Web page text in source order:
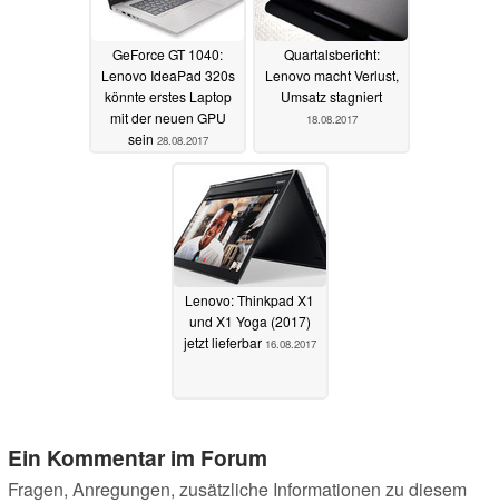
GeForce GT 1040:
Lenovo IdeaPad 320s
könnte erstes Laptop
mit der neuen GPU
sein 28.08.2017
Quartalsbericht:
Lenovo macht Verlust,
Umsatz stagniert
18.08.2017
Lenovo: Thinkpad X1
und X1 Yoga (2017)
jetzt lieferbar 16.08.2017
Ein Kommentar im Forum
Fragen, Anregungen, zusätzliche Informationen zu diesem